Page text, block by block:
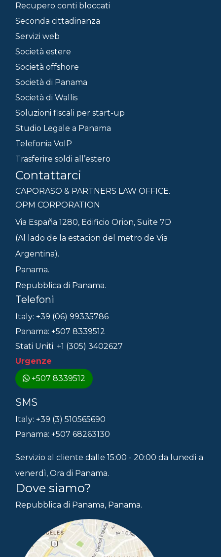
Recupero conti bloccati
Seconda cittadinanza
Servizi web
Società estere
Società offshore
Società di Panama
Società di Wallis
Soluzioni fiscali per start-up
Studio Legale a Panama
Telefonia VoIP
Trasferire soldi all’estero
Contattarci
CAPORASO & PARTNERS LAW OFFICE.
OPM CORPORATION
Via España 1280, Edificio Orion, Suite 7D
(Al lado de la estacion del metro de Via
Argentina).
Panama.
Repubblica di Panama.
Telefoni
Italy: +39 (06) 99335786
Panama: +507 8339512
Stati Uniti: +1 (305) 3402627
Urgenze
+507 8339512
SMS
Italy: +39 (3) 510565690
Panama: +507 68263130
Servizio al cliente dalle 15:00 - 20:00 da lunedì a
venerdì, Ora di Panama.
Dove siamo?
Repubblica di Panama, Panama.